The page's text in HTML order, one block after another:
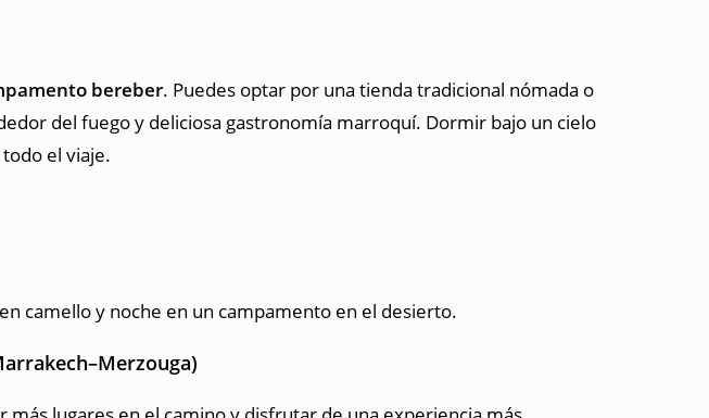
bereber. Puedes optar por una tienda tradicional nómada o
del fuego y deliciosa gastronomía marroquí. Dormir bajo un cielo
el viaje.
camello y noche en un campamento en el desierto.